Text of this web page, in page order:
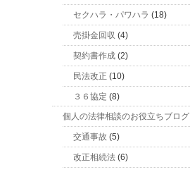
セクハラ・パワハラ (18)
売掛金回収 (4)
契約書作成 (2)
民法改正 (10)
３６協定 (8)
個人の法律相談のお役立ちブログ
交通事故 (5)
改正相続法 (6)